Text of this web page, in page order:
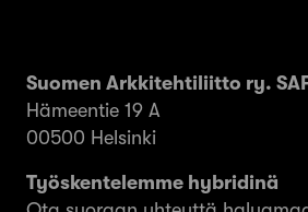
Suomen Arkkitehtiliitto ry.
Hämeentie 19 A
00500 Helsinki
Työskentelemme hybridinä